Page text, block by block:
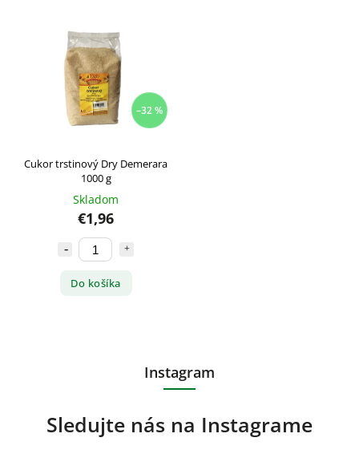
–32 %
Cukor trstinový Dry Demerara
1000 g
Skladom
€1,96
Do košíka
Instagram
Sledujte nás na Instagrame